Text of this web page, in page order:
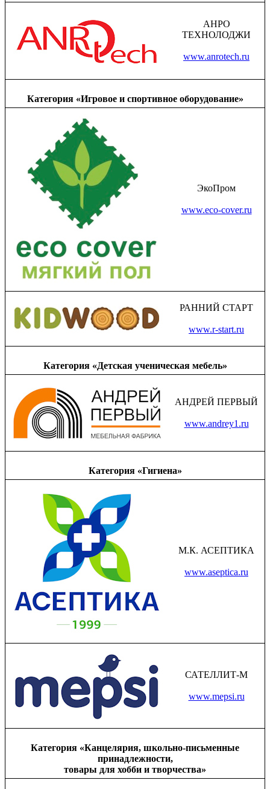
АНРО
ТЕХНОЛОДЖИ
www.anrotech.ru
Категория «Игровое и спортивное оборудование»
ЭкоПром
www.eco-cover.ru
РАННИЙ СТАРТ
www.r-start.ru
Категория «Детская ученическая мебель»
АНДРЕЙ ПЕРВЫЙ
www.andrey1.ru
Категория «Гигиена»
М.К. АСЕПТИКА
www.aseptica.ru
САТЕЛЛИТ-М
www.mepsi.ru
Категория «Канцелярия, школьно-письменные
принадлежности,
товары для хобби и творчества»